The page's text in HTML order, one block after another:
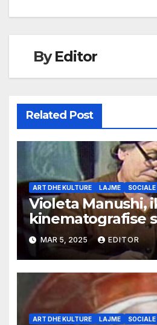
ByEditor
Related Post
ART DHE KULTURE LAJME SOCIALE
Violeta Manushi,
kinematografise
MAR 5, 2025 EDITOR
ART DHE KULTURE LAJME SOCIALE